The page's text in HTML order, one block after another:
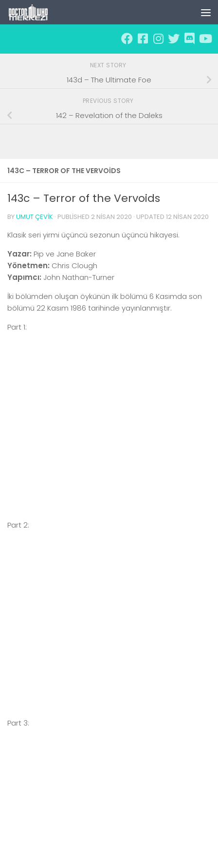
Skip to content
143C – TERROR OF THE VERVOIDS
143c – Terror of the Vervoids
BYUMUT ÇEVIK · PUBLISHED 2 NISAN 2020 · UPDATED 12 NISAN 2020
Klasik seri yirmi üçüncü sezonun üçüncü hikayesi.
Yazar: Pip ve Jane Baker
Yönetmen: Chris Clough
Yapımcı: John Nathan-Turner
İki bölümden oluşan öykünün ilk bölümü 6 Kasımda son
bölümü 22 Kasım 1986 tarihinde yayınlanmıştır.
Part 1:
Part 2:
Part 3:
NEXT STORY
143d – The Ultimate Foe
PREVIOUS STORY
142 – Revelation of the Daleks